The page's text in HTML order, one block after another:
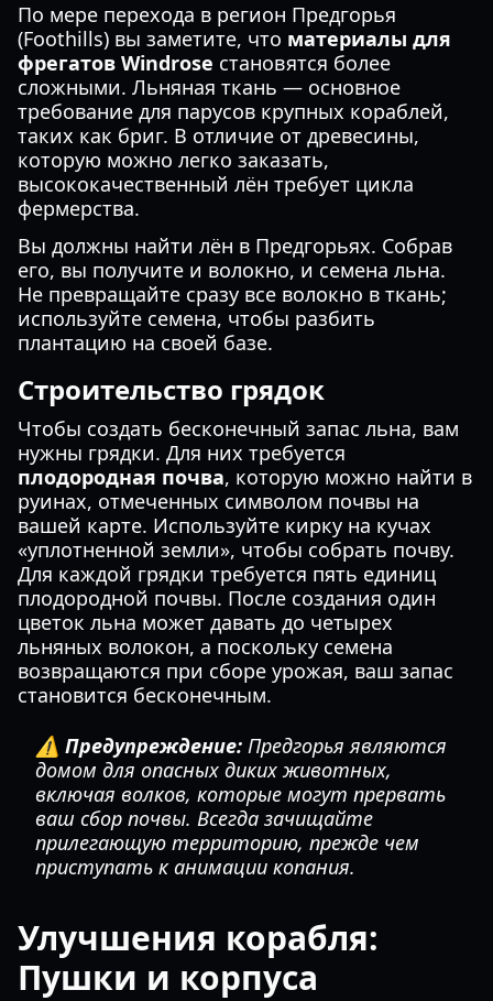
По мере перехода в регион Предгорья
(Foothills) вы заметите, что материалы для
фрегатов Windrose становятся более
сложными. Льняная ткань — основное
требование для парусов крупных кораблей,
таких как бриг. В отличие от древесины,
которую можно легко заказать,
высококачественный лён требует цикла
фермерства.
Вы должны найти лён в Предгорьях. Собрав
его, вы получите и волокно, и семена льна.
Не превращайте сразу все волокно в ткань;
используйте семена, чтобы разбить
плантацию на своей базе.
Строительство грядок
Чтобы создать бесконечный запас льна, вам
нужны грядки. Для них требуется
плодородная почва, которую можно найти в
руинах, отмеченных символом почвы на
вашей карте. Используйте кирку на кучах
«уплотненной земли», чтобы собрать почву.
Для каждой грядки требуется пять единиц
плодородной почвы. После создания один
цветок льна может давать до четырех
льняных волокон, а поскольку семена
возвращаются при сборе урожая, ваш запас
становится бесконечным.
⚠️ Предупреждение: Предгорья являются
домом для опасных диких животных,
включая волков, которые могут прервать
ваш сбор почвы. Всегда зачищайте
прилегающую территорию, прежде чем
приступать к анимации копания.
Улучшения корабля:
Пушки и корпуса